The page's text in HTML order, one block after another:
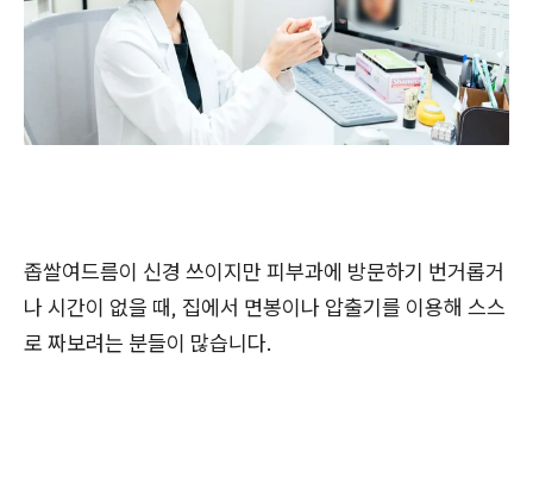
좁쌀여드름이 신경 쓰이지만 피부과에 방문하기 번거롭거
나 시간이 없을 때, 집에서 면봉이나 압출기를 이용해 스스
로 짜보려는 분들이 많습니다.